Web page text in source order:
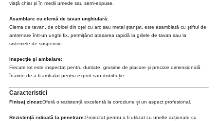
viață chiar și în medii umede sau semi-expuse.
Asamblare cu clemă de tavan unghiulară:
Clema de tavan, de obicei din oțel cu arc sau metal ștanțat, este asamblată cu știftul de
antrenare într-un unghi fix, permițând atașarea rapidă la grilele de tavan sau la
sistemele de suspensie.
Inspecție și ambalare:
Fiecare lot este inspectat pentru duritate, grosime de placare și precizie dimensională
înainte de a fi ambalat pentru export sau distribuție.
Caracteristici
Finisaj zincat:Oferă o rezistență excelentă la coroziune și un aspect profesional.
Rezistență ridicată la penetrare:Proiectat pentru a fi utilizat cu unelte acționate cu